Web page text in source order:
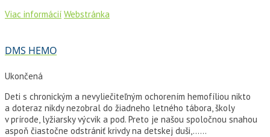
Viac informácií Webstránka
DMS HEMO
Ukončená
Deti s chronickým a nevyliečiteľným ochorením hemofíliou nikto
a doteraz nikdy nezobral do žiadneho letného tábora, školy
v prírode, lyžiarsky výcvik a pod. Preto je našou spoločnou snahou
aspoň čiastočne odstrániť krivdy na detskej duši,…...